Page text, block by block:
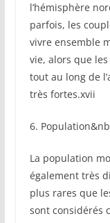
l’hémisphère
parfois, les
vivre ensemble
vie, alors que
tout au long de
très fortes.xvii
6.
La population
également très
plus rares que
sont considérés